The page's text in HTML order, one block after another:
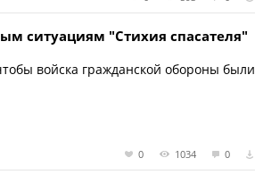
ситуациям "Стихия спасателя"
войска гражданской обороны были
0 1034 0